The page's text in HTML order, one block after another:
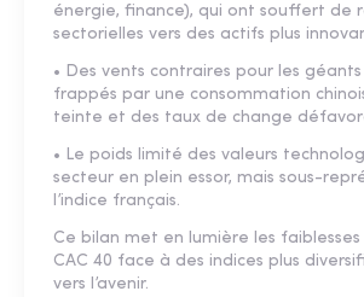
énergie, finance), qui ont souffert de
sectorielles vers des actifs plus
• Des vents contraires pour les géants
frappés par une consommation
teinte et des taux de change
• Le poids limité des valeurs
secteur en plein essor, mais sous-
l’indice français.
Ce bilan met en lumière les
CAC 40 face à des indices plus
vers l’avenir.